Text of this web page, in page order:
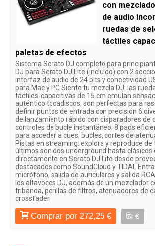
con
de audio
ruedas de
táctiles
paletas de efectos
Sistema Serato DJ completo para
DJ para Serato DJ Lite (incluido) con 2
interfaz de audio de 24 bits y conectividad
para Mac y PC Siente tu mezcla DJ: las
táctiles-capacitivas de 15 cm emulan
auténtico tocadiscos, son perfectas para
definir puntos de entrada con precisión 6
de lanzamiento rápido con disparadores de
controles de bucle instantáneo; 8 pads
para acceder a cues, bucles, cortes de
Pistas en streaming: explora y reproduce de
últimos sonidos underground hasta clásicos
directamente en Serato DJ Lite desde
destacados como SoundCloud y TIDAL
micrófono, salida de auriculares y salida
los altavoces DJ, además de un mezclador
tribanda, perillas de filtros, atenuadores de
crossfader
Comprar por 272,25 € €